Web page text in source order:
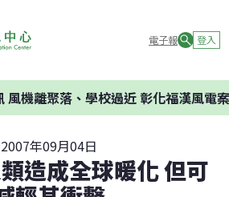
電子報 登入
機離聚落、學校過近 彰化福漢風電案
2007年09月04日
造成全球暖化 但可